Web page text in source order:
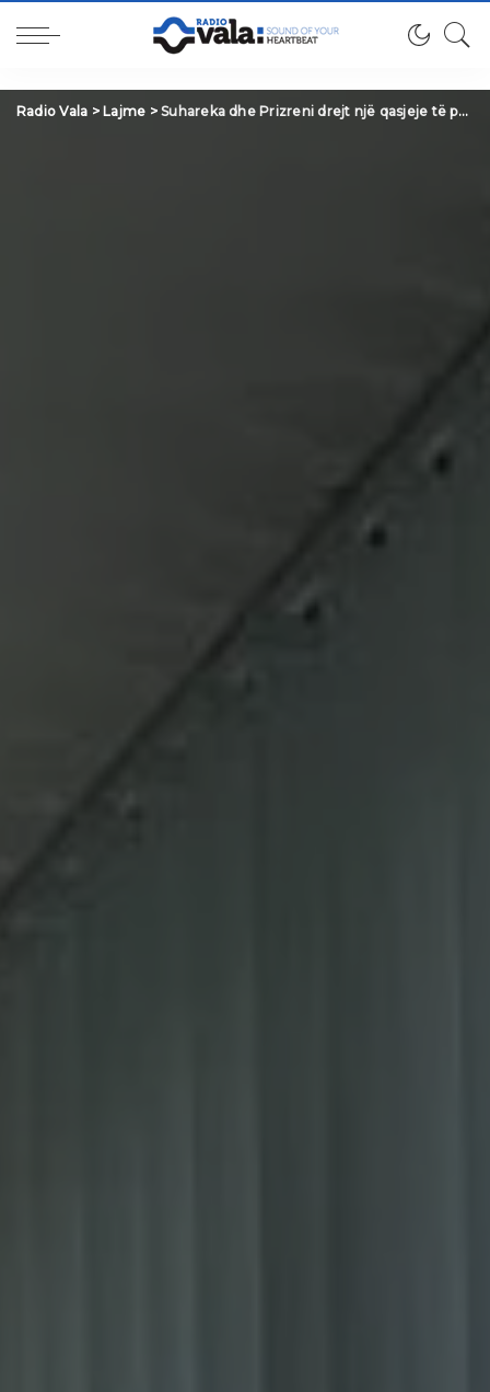
Radio Vala > Lajme >Suhareka dhe Prizreni drejt një qasjeje të përbashkët për shëndetin mendor